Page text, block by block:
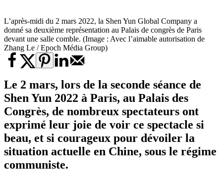
L’après-midi du 2 mars 2022, la Shen Yun Global Company a
donné sa deuxième représentation au Palais de congrès de Paris
devant une salle comble. (Image : Avec l’aimable autorisation de
Zhang Le / Epoch Média Group)
Le 2 mars, lors de la seconde séance de
Shen Yun 2022 à Paris, au Palais des
Congrès, de nombreux spectateurs ont
exprimé leur joie de voir ce spectacle si
beau, et si courageux pour dévoiler la
situation actuelle en Chine, sous le régime
communiste.